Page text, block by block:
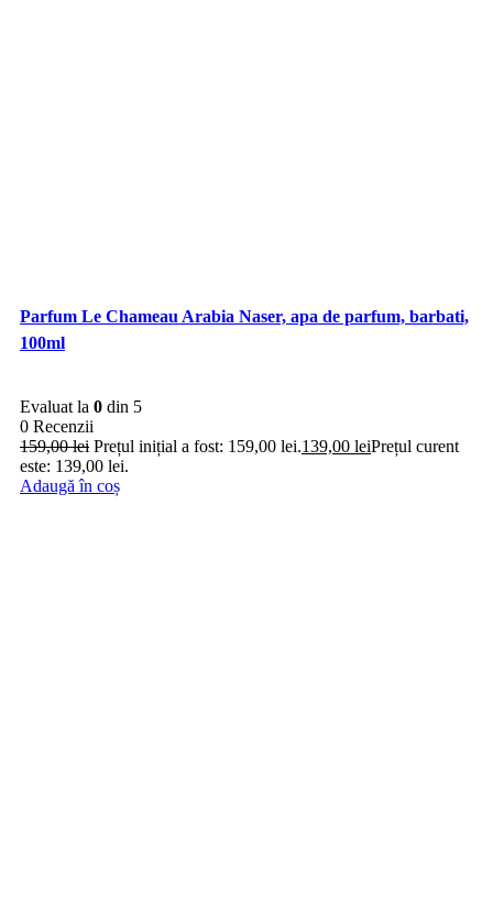
Parfum Le Chameau Arabia Naser, apa de parfum, barbati,
100ml
Evaluat la 0 din 5
0 Recenzii
159,00lei Prețul inițial a fost: 159,00 lei.139,00 leiPrețul curent
este: 139,00 lei.
Adaugă în coș